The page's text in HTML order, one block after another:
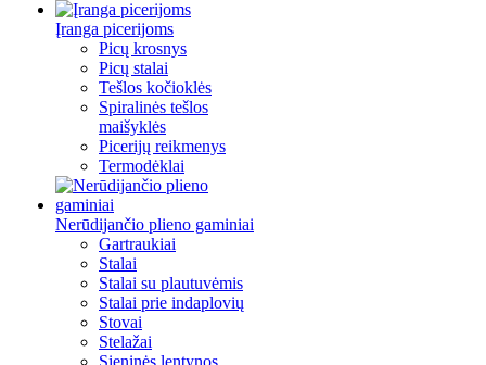
Įranga picerijoms
Picų krosnys
Picų stalai
Tešlos kočioklės
Spiralinės tešlos
maišyklės
Picerijų reikmenys
Termodėklai
Nerūdijančio plieno gaminiai
Gartraukiai
Stalai
Stalai su plautuvėmis
Stalai prie indaplovių
Stovai
Stelažai
Sieninės lentynos